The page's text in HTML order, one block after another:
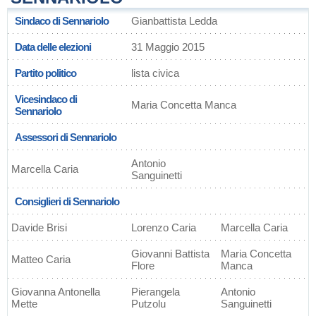
Sindaco di Sennariolo Gianbattista Ledda
Data delle elezioni 31 Maggio 2015
Partito politico lista civica
Vicesindaco di
Sennariolo
Maria Concetta Manca
Assessori di Sennariolo
Marcella Caria
Antonio
Sanguinetti
Consiglieri di Sennariolo
Davide Brisi Lorenzo Caria Marcella Caria
Matteo Caria
Giovanni Battista
Flore
Maria Concetta
Manca
Giovanna Antonella
Mette
Pierangela
Putzolu
Antonio
Sanguinetti